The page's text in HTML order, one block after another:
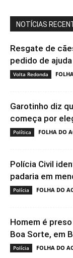
NOTÍCIAS
Resgate de
pedido de
Volta Redonda
Garotinho diz
começa por
Política FOLHA DO
Polícia Civil
padaria em
Polícia FOLHA DO
Homem é
Boa Sorte, em
Polícia FOLHA DO